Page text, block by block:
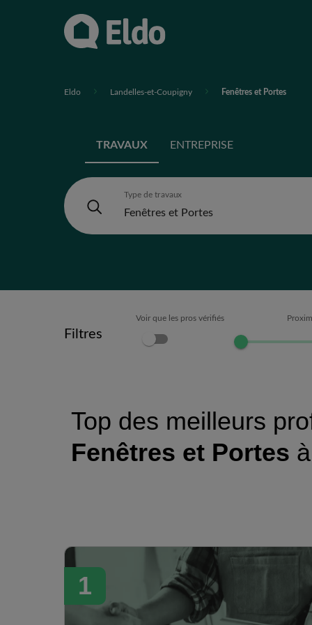
Eldo Landelles-et-Coupigny Fenêtres et Portes
TRAVAUX ENTREPRISE
Type de travaux
Filtres
Voir que les pros vérifiés
Top des meilleurs
Fenêtres et Portes
1